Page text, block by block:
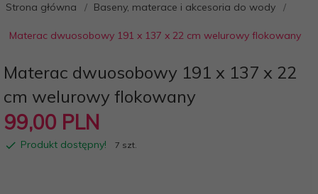
Strona główna Baseny, materace i akcesoria do wody
Materac dwuosobowy 191 x 137 x 22 cm welurowy flokowany
Materac dwuosobowy 191 x 137 x 22
cm welurowy flokowany
99,00 PLN
Produkt dostępny! 7 szt.